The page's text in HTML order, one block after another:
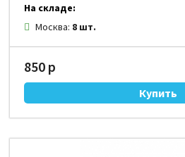
На складе:
Москва: 8 шт.
850 р